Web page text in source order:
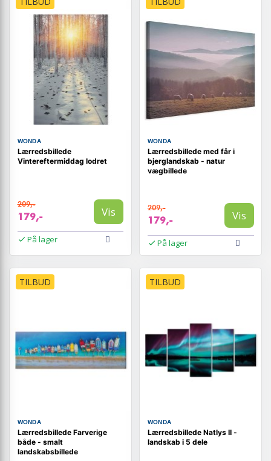
WONDA
Lærredsbillede
Vintereftermiddag lodret
209,-
179,- Vis
På lager
WONDA
Lærredsbillede med får i
bjerglandskab - natur
vægbillede
209,-
179,- Vis
På lager
TILBUD
WONDA
Lærredsbillede Farverige
både - smalt
landskabsbillede
TILBUD
WONDA
Lærredsbillede Natlys II -
landskab i 5 dele